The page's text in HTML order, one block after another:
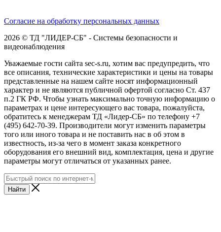
Согласие на обработку персональных данных
2026 © ТД "ЛИДЕР-СБ" - Системы безопасности и
видеонаблюдения
Уважаемые гости сайта sec-s.ru, хотим вас предупредить, что
все описания, технические характеристики и цены на товары
представленные на нашем сайте носят информационный
характер и не являются публичной офертой согласно Ст. 437
п.2 ГК РФ. Чтобы узнать максимально точную информацию о
параметрах и цене интересующего вас товара, пожалуйста,
обратитесь к менеджерам ТД «Лидер-СБ» по телефону +7
(495) 642-70-39. Производители могут изменить параметры
того или иного товара и не поставить нас в об этом в
известность, из-за чего в момент заказа конкретного
оборудования его внешний вид, комплектация, цена и другие
параметры могут отличаться от указанных ранее.
Найти